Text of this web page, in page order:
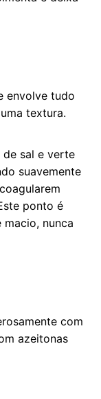
envolve tudo
textura.
de sal e verte
suavemente
ponto é
nunca
com
azeitonas